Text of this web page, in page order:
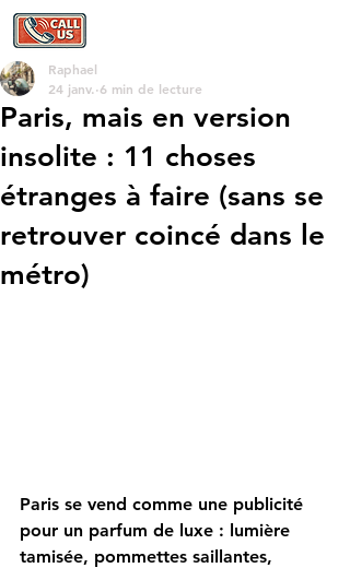
Paris, mais en version
insolite : 11 choses
étranges à faire (sans se
retrouver coincé dans le
métro)
Raphael
24 janv. 6 min de lecture
Paris se vend comme une publicité
pour un parfum de luxe : lumière
tamisée, pommettes saillantes,